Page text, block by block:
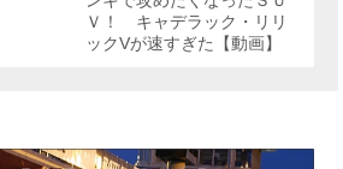
Ｖ！ キャデラック・リリ
ックVが速すぎた【動画】